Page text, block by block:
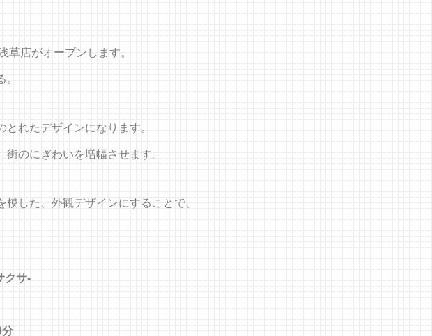
店がオープンします。
れたデザインになります。
のにぎわいを増幅させます。
した、外観デザインにすることで、
クサ-
分